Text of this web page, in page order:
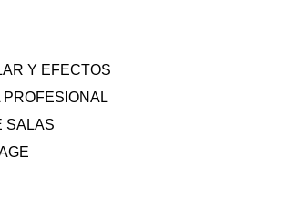
Y EFECTOS
PROFESIONAL
SALAS